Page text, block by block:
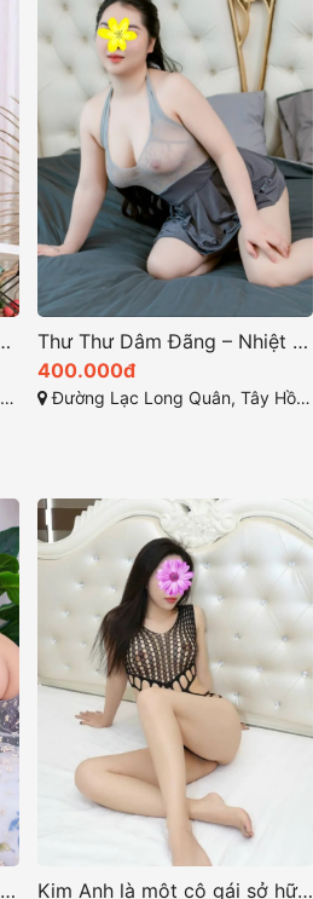
và thân hình quyến rũ
Thư Thư Dâm Đãng – Nhiệt Tình Phục Vụ AE Hết Mình
400.000đ
Đường Lạc Long Quân, Tây Hồ, Hà Nội
Kim Anh là một cô gái sở hữu vẻ đẹp ngọt ngào và cuốn hút Hồng Ngọc trải nghiệm tuyệt vời giây phút thăng hoa và thư giãn